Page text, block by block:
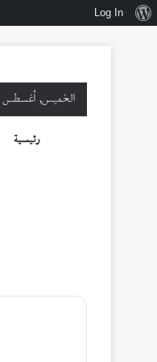
نبذةLog In
الخميس, أغسطس 6 2026
رئيسية